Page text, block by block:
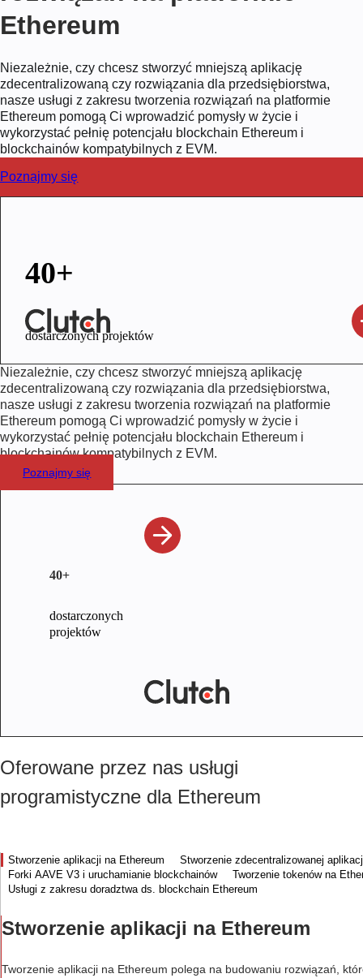
Ethereum
Niezależnie, czy chcesz stworzyć mniejszą aplikację
zdecentralizowaną czy rozwiązania dla przedsiębiorstwa,
nasze usługi z zakresu tworzenia rozwiązań na platformie
Ethereum pomogą Ci wprowadzić pomysły w życie i
wykorzystać pełnię potencjału blockchain Ethereum i
blockchainów kompatybilnych z EVM.
Poznajmy się
40+
dostarczonych projektów
Niezależnie, czy chcesz stworzyć mniejszą aplikację
zdecentralizowaną czy rozwiązania dla przedsiębiorstwa,
nasze usługi z zakresu tworzenia rozwiązań na platformie
Ethereum pomogą Ci wprowadzić pomysły w życie i
wykorzystać pełnię potencjału blockchain Ethereum i
blockchainów kompatybilnych z EVM.
Poznajmy się
40+
dostarczonych
projektów
Oferowane przez nas usługi
programistyczne dla Ethereum
Stworzenie aplikacji na Ethereum
Stworzenie zdecentralizowanej
Forki AAVE V3 i uruchamianie blockchainów
Tworzenie tokenów na
Usługi z zakresu doradztwa ds. blockchain Ethereum
Stworzenie aplikacji na Ethereum
Tworzenie aplikacji na Ethereum polega na budowaniu rozwiązań,